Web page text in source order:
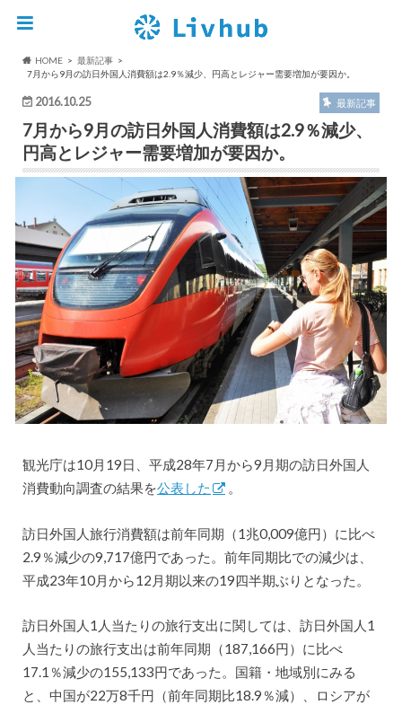
HOME
最新記事
7月から9月の訪日外国人消費額は2.9％減少、円高とレジャー需要増加が要因か。
2016.10.25 最新記事
7月から9月の訪日外国人消費額は2.9％減少、
円高とレジャー需要増加が要因か。
観光庁は10月19日、平成28年7月から9月期の訪日外国人
消費動向調査の結果を公表した 。
訪日外国人旅行消費額は前年同期（1兆0,009億円）に比べ
2.9％減少の9,717億円であった。前年同期比での減少は、
平成23年10月から12月期以来の19四半期ぶりとなった。
訪日外国人1人当たりの旅行支出に関しては、訪日外国人1
人当たりの旅行支出は前年同期（187,166円）に比べ
17.1％減少の155,133円であった。国籍・地域別にみる
と、中国が22万8千円（前年同期比18.9％減）、ロシアが